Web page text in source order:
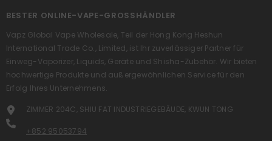
BESTER ONLINE-VAPE-GROSSHÄNDLER
Vapz Global Vape Wholesale, Teil der Hong Kong Heshun
International Trade Co., Limited, ist Ihr zuverlässiger Partner für
Einweg-Vaporizer, Liquids, Geräte und Shisha-Zubehör. Wir bieten
hochwertige Produkte und außergewöhnlichen Service für den
Erfolg Ihres Unternehmens.
ZIMMER 204C, SHIU FAT INDUSTRIEGEBÄUDE, KWUN TONG
+852 95053794